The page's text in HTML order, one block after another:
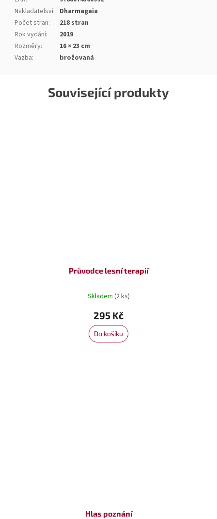
Související produkty
Průvodce lesní terapií
Skladem (2 ks)
295 Kč
Do košíku
Hlas poznání
Nakladatelsví: Dharmagaia
Počet stran:
218 stran
Rok vydání:
2019
Rozměry:
16 × 23 cm
Vazba: brožovaná